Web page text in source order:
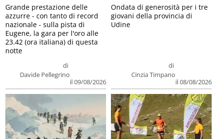
di
Davide Pellegrino
il 09/08/2026
Grande prestazione delle
azzurre - con tanto di record
nazionale - sulla pista di
Eugene, la gara per l'oro alle
23.42 (ora italiana) di questa
notte
di
Cinzia Timpano
il 08/08/2026
Ondata di generosità per i tre
giovani della provincia di
Udine